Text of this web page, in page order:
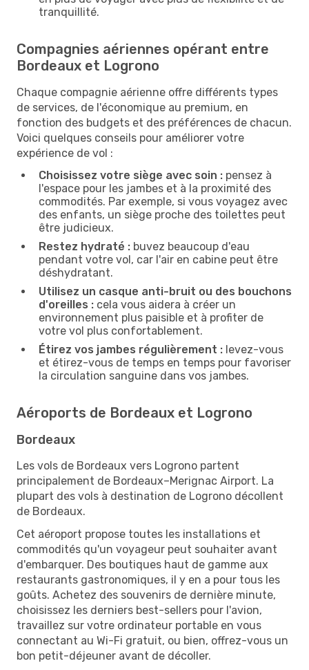
tranquillité.
Compagnies aériennes opérant entre
Bordeaux et Logrono
Chaque compagnie aérienne offre différents types
de services, de l'économique au premium, en
fonction des budgets et des préférences de chacun.
Voici quelques conseils pour améliorer votre
expérience de vol :
Choisissez votre siège avec soin : pensez à
l'espace pour les jambes et à la proximité des
commodités. Par exemple, si vous voyagez avec
des enfants, un siège proche des toilettes peut
être judicieux.
Restez hydraté : buvez beaucoup d'eau
pendant votre vol, car l'air en cabine peut être
déshydratant.
Utilisez un casque anti-bruit ou des bouchons
d'oreilles : cela vous aidera à créer un
environnement plus paisible et à profiter de
votre vol plus confortablement.
Étirez vos jambes régulièrement : levez-vous
et étirez-vous de temps en temps pour favoriser
la circulation sanguine dans vos jambes.
Aéroports de Bordeaux et Logrono
Bordeaux
Les vols de Bordeaux vers Logrono partent
principalement de Bordeaux–Merignac Airport. La
plupart des vols à destination de Logrono décollent
de Bordeaux.
Cet aéroport propose toutes les installations et
commodités qu'un voyageur peut souhaiter avant
d'embarquer. Des boutiques haut de gamme aux
restaurants gastronomiques, il y en a pour tous les
goûts. Achetez des souvenirs de dernière minute,
choisissez les derniers best-sellers pour l'avion,
travaillez sur votre ordinateur portable en vous
connectant au Wi-Fi gratuit, ou bien, offrez-vous un
bon petit-déjeuner avant de décoller.